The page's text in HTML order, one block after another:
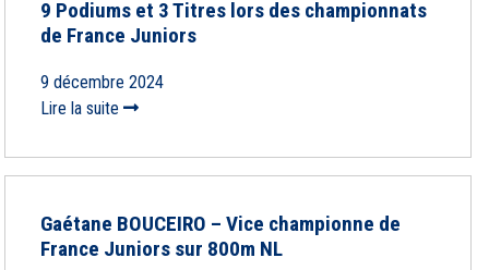
9 Podiums et 3 Titres lors des championnats
de France Juniors
9 décembre 2024
Lire la suite
Gaétane BOUCEIRO – Vice championne de
France Juniors sur 800m NL